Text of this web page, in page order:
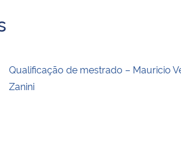
Qualificação de mestrado – Mauricio
Zanini